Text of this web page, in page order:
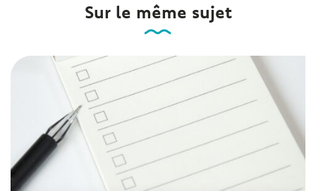
Sur le même sujet